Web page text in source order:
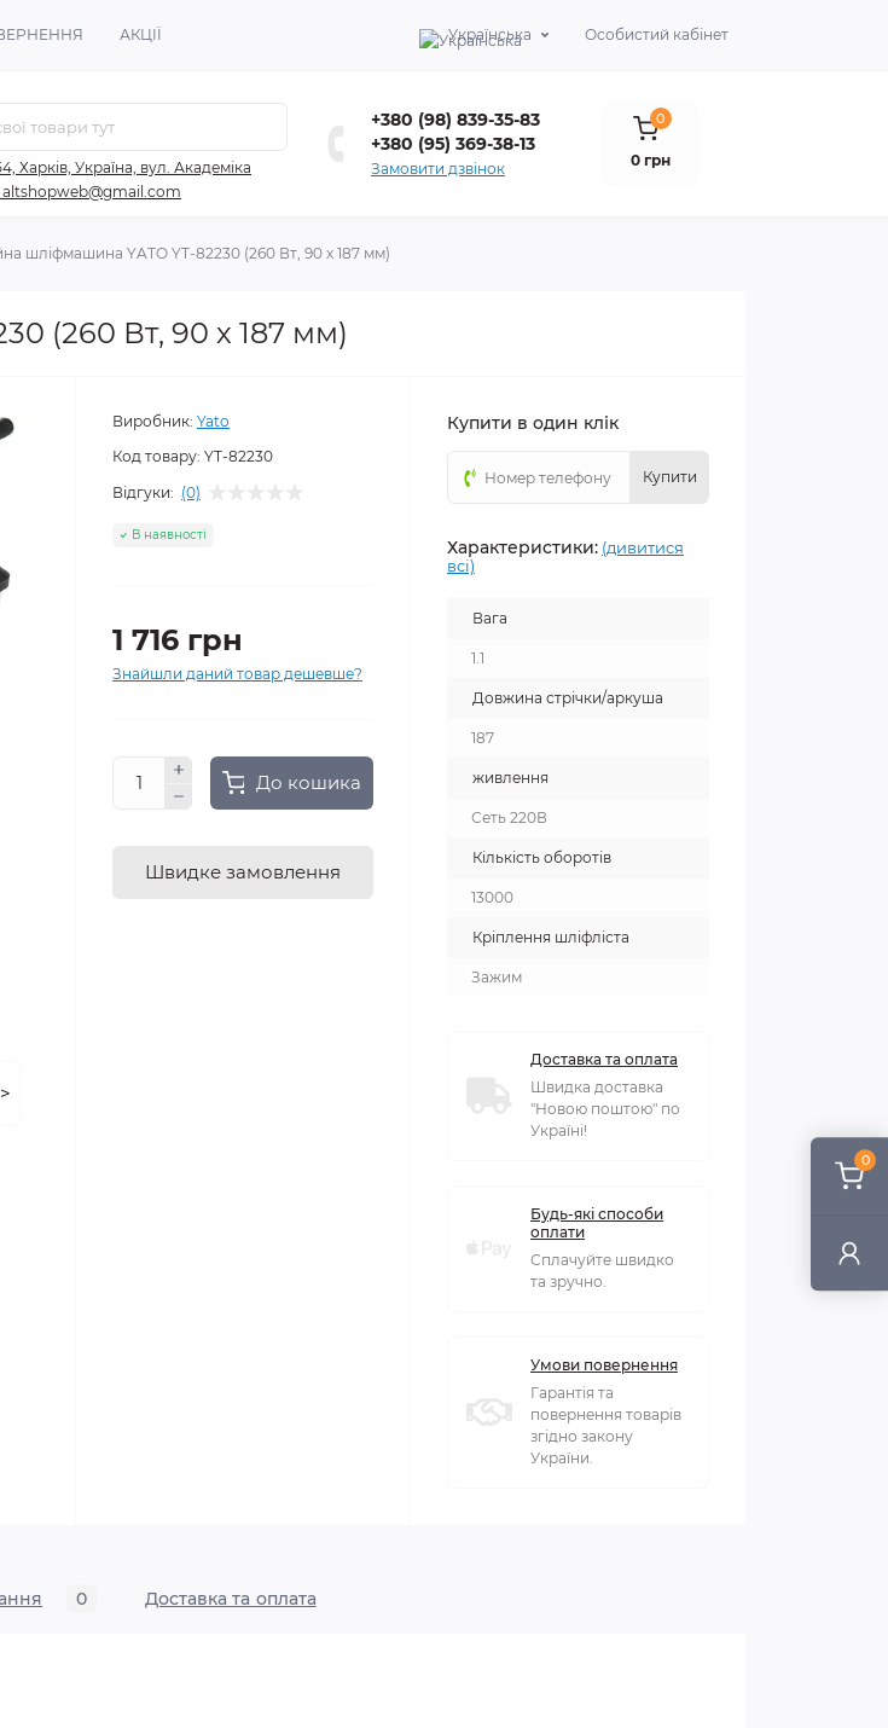
0
АКЦІЇ Українська Особистий кабінет
Харків, Україна, вул. Академіка
altshopweb@gmail.com
+380 (98) 839-35-83
+380 (95) 369-38-13
Замовити дзвінок
0
0 грн
шліфмашина YATO YT-82230 (260 Вт, 90 х 187 мм)
(260 Вт, 90 х 187 мм)
>
Виробник: Yato
Код товару: YT-82230
Відгуки: (0)
В наявності
1 716 грн
Знайшли даний товар дешевше?
До кошика
Швидке замовлення
Купити в один клік
Купити
Характеристики: (дивитися
всі)
Вага
1.1
Довжина стрічки/аркуша
187
живлення
Сеть 220В
Кількість оборотів
13000
Кріплення шліфліста
Зажим
Доставка та оплата
Швидка доставка
"Новою поштою" по
Україні!
Будь-які способи
оплати
Сплачуйте швидко
та зручно.
Умови повернення
Гарантія та
повернення товарів
згідно закону
України.
0 Доставка та оплата